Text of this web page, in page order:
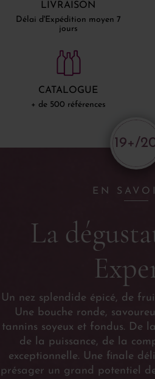
LIVRAISON
Délai d'Expédition moyen 7
jours
CATALOGUE
+ de 500 références
19+/
EN
La
Un nez splendide épicé, de
Une bouche ronde,
tannins soyeux et fondus. De
de la puissance, de la
exceptionnelle. Une finale
présager un grand potentiel